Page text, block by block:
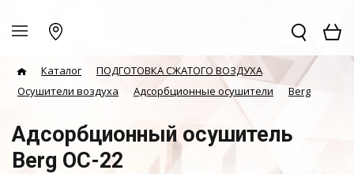
Каталог
ПОДГОТОВКА СЖАТОГО ВОЗДУХА
Осушители воздуха
Адсорбционные осушители Berg
Адсорбционный осушитель
Berg ОС-22